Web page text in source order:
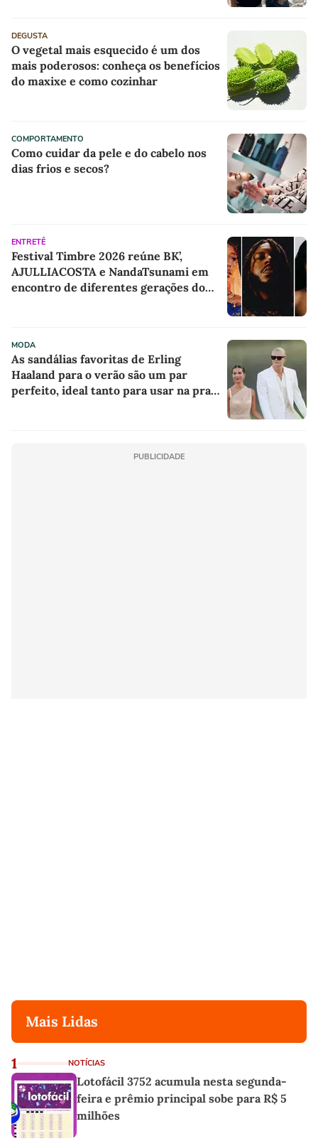
DEGUSTA
O vegetal mais esquecido é um dos
mais poderosos: conheça os benefícios
do maxixe e como cozinhar
COMPORTAMENTO
Como cuidar da pele e do cabelo nos
dias frios e secos?
ENTRETÊ
Festival Timbre 2026 reúne BK’,
AJULLIACOSTA e NandaTsunami em
encontro de diferentes gerações do
MODA
As sandálias favoritas de Erling
Haaland para o verão são um par
perfeito, ideal tanto para usar na praia
PUBLICIDADE
Mais Lidas
1 NOTÍCIAS
Lotofácil 3752 acumula nesta segunda-
feira e prêmio principal sobe para R$ 5
milhões